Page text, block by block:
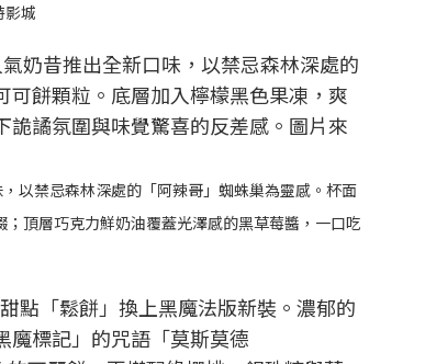
城
以禁忌森林深處的「阿辣哥」蜘蛛巢為靈感。杯面
頂層巧克力鮮奶油覆蓋光澤感的黑草莓醬，一口吃